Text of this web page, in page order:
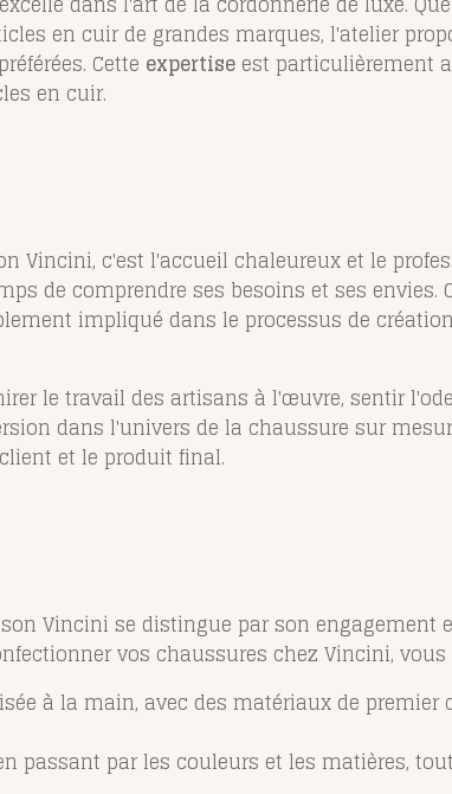
en cuir de grandes marques, l'atelier
Cette expertise est particulièrement
en cuir.
Vincini, c'est l'accueil chaleureux et le
de comprendre ses besoins et ses envies.
impliqué dans le processus de
le travail des artisans à l'œuvre, sentir
dans l'univers de la chaussure sur
et le produit final.
Vincini se distingue par son engagement
vos chaussures chez Vincini, vous
à la main, avec des matériaux de premier
passant par les couleurs et les matières,